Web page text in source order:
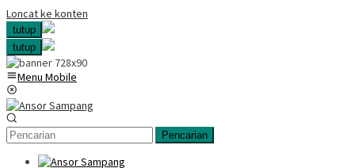
Loncat ke konten
tutup
tutup
Menu Mobile
Pencarian